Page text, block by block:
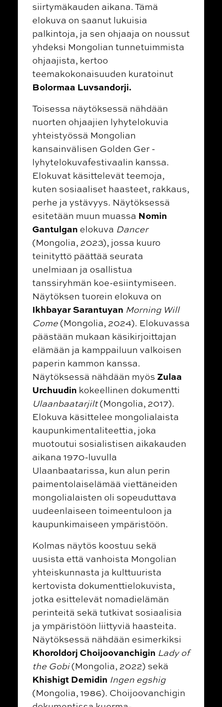
siirtymäkauden aikana. Tämä
elokuva on saanut lukuisia
palkintoja, ja sen ohjaaja on noussut
yhdeksi Mongolian tunnetuimmista
ohjaajista, kertoo
teemakokonaisuuden kuratoinut
Bolormaa Luvsandorji.
Toisessa näytöksessä nähdään
nuorten ohjaajien lyhytelokuvia
yhteistyössä Mongolian
kansainvälisen Golden Ger -
lyhytelokuvafestivaalin kanssa.
Elokuvat käsittelevät teemoja,
kuten sosiaaliset haasteet, rakkaus,
perhe ja ystävyys. Näytöksessä
esitetään muun muassa Nomin
Gantulgan elokuva Dancer
(Mongolia, 2023), jossa kuuro
teinityttö päättää seurata
unelmiaan ja osallistua
tanssiryhmän koe-esiintymiseen.
Näytöksen tuorein elokuva on
Ikhbayar Sarantuyan Morning Will
Come(Mongolia, 2024). Elokuvassa
päästään mukaan käsikirjoittajan
elämään ja kamppailuun valkoisen
paperin kammon kanssa.
Näytöksessä nähdään myös Zulaa
Urchuudin kokeellinen dokumentti
Ulaanbaatarjilt(Mongolia, 2017).
Elokuva käsittelee mongolialaista
kaupunkimentaliteettia, joka
muotoutui sosialistisen aikakauden
aikana 1970-luvulla
Ulaanbaatarissa, kun alun perin
paimentolaiselämää viettäneiden
mongolialaisten oli sopeuduttava
uudeenlaiseen toimeentuloon ja
kaupunkimaiseen ympäristöön.
Kolmas näytös koostuu sekä
uusista että vanhoista Mongolian
yhteiskunnasta ja kulttuurista
kertovista dokumenttielokuvista,
jotka esittelevät nomadielämän
perinteitä sekä tutkivat sosiaalisia
ja ympäristöön liittyviä haasteita.
Näytöksessä nähdään esimerkiksi
Khoroldorj Choijoovanchigin Lady of
the Gobi(Mongolia, 2022) sekä
Khishigt Demidin Ingen egshig
(Mongolia, 1986). Choijoovanchigin